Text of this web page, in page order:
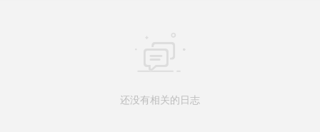
还没有相关的日志